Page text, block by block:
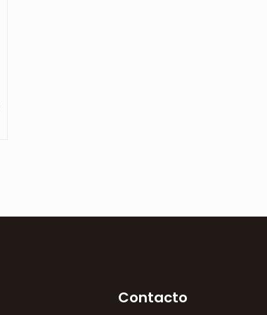
Contacto